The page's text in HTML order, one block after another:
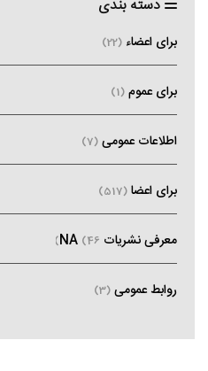
دسته بندی
برای اعضاء (22)
برای عموم (1)
اطلاعات عمومی (7)
برای اعضا (517)
معرفی نشریات NA (46)
روابط عمومی (3)